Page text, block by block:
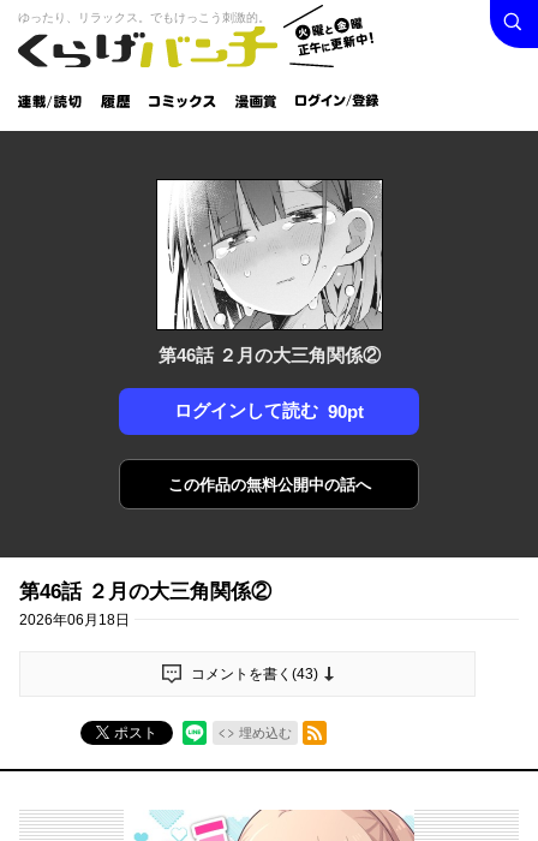
くらげバンチ
火曜と
金曜正
午に更
新中！
ゆったり、リラックス。でもけっこう刺激的。
連載/読
切
履
歴
コミック
漫画
賞
ログイン /
登録
検索
第46話 ２月の大三角関係②
ログインして読む 90pt
この作品の無料公開中の話へ
第46話 ２月の大三角関係②
2026年06月18日
コメントを書く(43)
ポスト 埋め込む
RSSフィード